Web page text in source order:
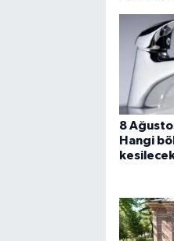
8
Hangi